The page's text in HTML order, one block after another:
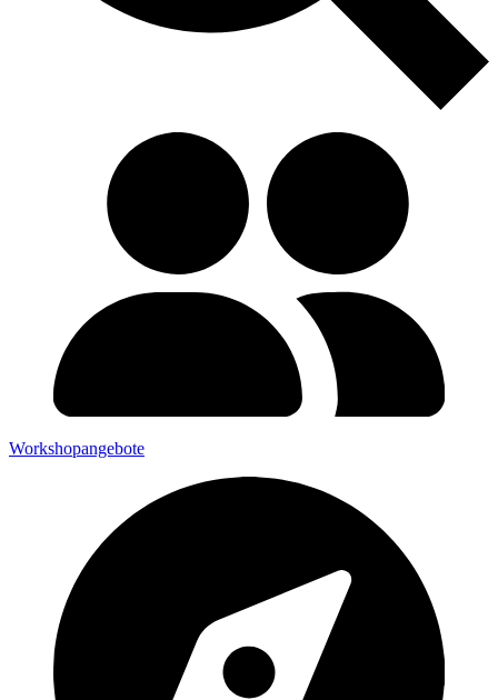
Workshopangebote